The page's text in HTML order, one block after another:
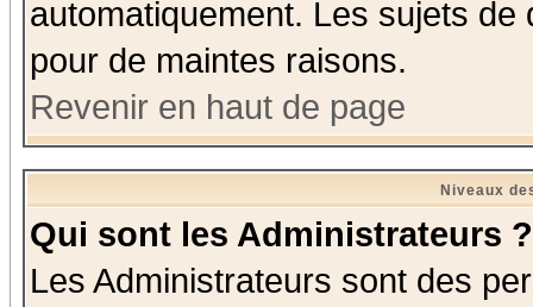
automatiquement. Les sujets
pour de maintes raisons.
Revenir en haut de page
Niveaux
Qui sont les Administrateurs ?
Les Administrateurs sont des